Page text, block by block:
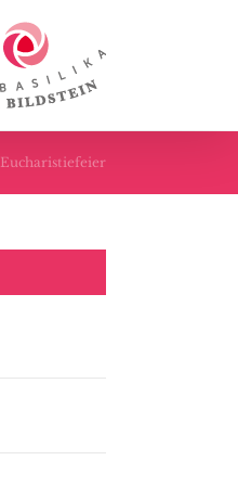
Eucharistiefeier